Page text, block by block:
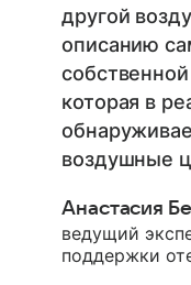
другой
описанию
которая в
воздушные
Анастасия
ведущий
поддержки